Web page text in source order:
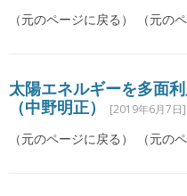
（元のページに戻る） （元の
太陽エネルギーを多面
（中野明正）
[2019年6月7日]
（元のページに戻る） （元の